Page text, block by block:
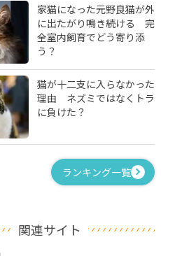
家猫になった元野良猫が外
に出たがり鳴き続ける 完
全室内飼育でどう寄り添
う？
猫が十二支に入らなかった
理由 ネズミではなくトラ
に負けた？
ランキング一覧
関連サイト